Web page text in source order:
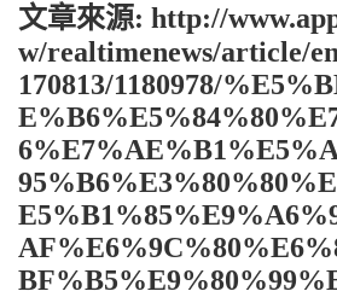
文章來源: http://
w/realtimenews/article/
170813/1180978/